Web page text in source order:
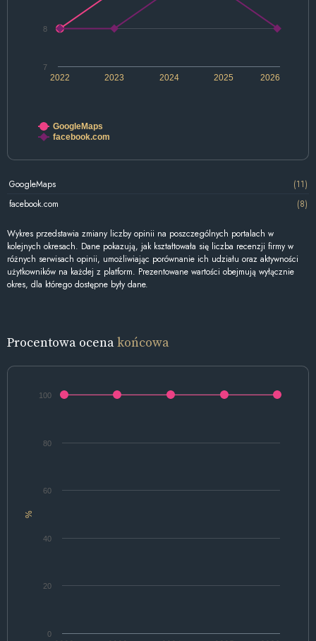
2022 2024 2026
2023 2025
7
8
GoogleMaps
facebook.com
GoogleMaps
(11)
facebook.com
(8)
Wykres przedstawia zmiany liczby opinii na poszczególnych portalach w
kolejnych okresach. Dane pokazują, jak kształtowała się liczba recenzji firmy w
różnych serwisach opinii, umożliwiając porównanie ich udziału oraz aktywności
użytkowników na każdej z platform. Prezentowane wartości obejmują wyłącznie
okres, dla którego dostępne były dane.
Procentowa ocenakońcowa
%
0
20
40
60
80
100